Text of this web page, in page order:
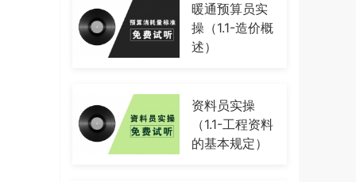
暖通预算员实
操（1.1-造价概
述）
资料员实操
（1.1-工程资料
的基本规定）